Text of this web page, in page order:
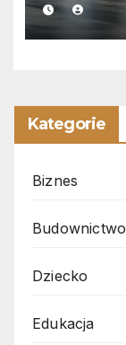
Kategorie
Biznes
Budownictwo
Dziecko
Edukacja